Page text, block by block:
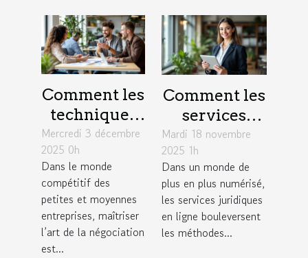
Comment les
techniques
de
négociation
influencent-
elles le
succès des
PME ?
Mercredi 3 décembre
2025 0h
Dans le monde
compétitif des
petites et moyennes
entreprises, maîtriser
l’art de la négociation
est...
Comment les
services
juridiques en
ligne
modernisent-
ils l'accès à la
justice ?
Mardi 18 novembre
2025 1h
Dans un monde de
plus en plus numérisé,
les services juridiques
en ligne bouleversent
les méthodes...